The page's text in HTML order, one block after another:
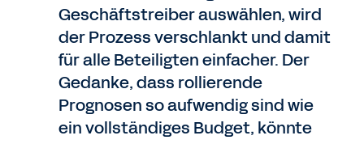
Geschäftstreiber auswählen, wird
der Prozess verschlankt und damit
für alle Beteiligten einfacher. Der
Gedanke, dass rollierende
Prognosen so aufwendig sind wie
ein vollständiges Budget, könnte